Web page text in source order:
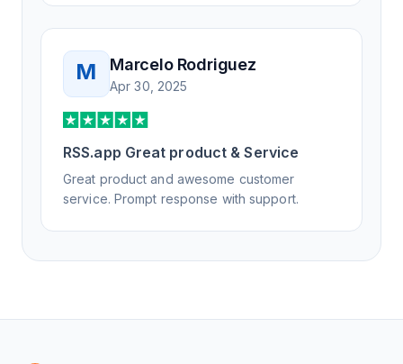
M Marcelo Rodriguez
Apr 30, 2025
RSS.app Great product & Service
Great product and awesome customer
service. Prompt response with support.